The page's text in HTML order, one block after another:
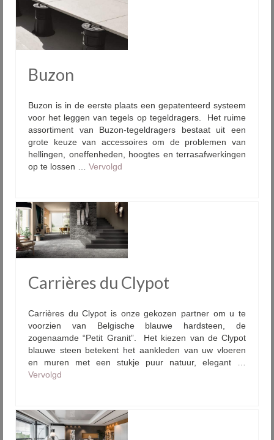
Buzon
Buzon is in de eerste plaats een gepatenteerd systeem
voor het leggen van tegels op tegeldragers. Het ruime
assortiment van Buzon-tegeldragers bestaat uit een
grote keuze van accessoires om de problemen van
hellingen, oneffenheden, hoogtes en terrasafwerkingen
op te lossen … Vervolgd
Carrières du Clypot
Carrières du Clypot is onze gekozen partner om u te
voorzien van Belgische blauwe hardsteen, de
zogenaamde “Petit Granit”. Het kiezen van de Clypot
blauwe steen betekent het aankleden van uw vloeren
en muren met een stukje puur natuur, elegant …
Vervolgd